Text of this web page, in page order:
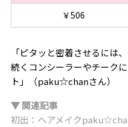
￥506
「ピタッと密着させるには
続くコンシーラーやチーク
ト」（paku☆chanさん）
▼ 関連記事
初出：ヘアメイク